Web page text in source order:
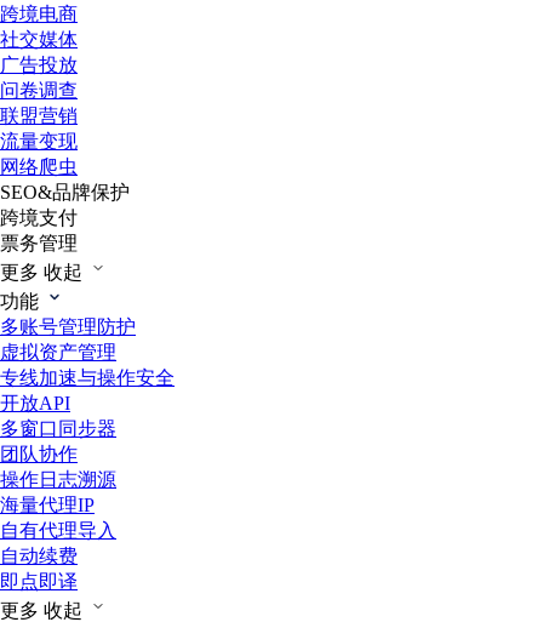
跨境电商
社交媒体
广告投放
问卷调查
联盟营销
流量变现
网络爬虫
SEO&品牌保护
跨境支付
票务管理
更多 收起
功能
多账号管理防护
虚拟资产管理
专线加速与操作安全
开放API
多窗口同步器
团队协作
操作日志溯源
海量代理IP
自有代理导入
自动续费
即点即译
更多 收起